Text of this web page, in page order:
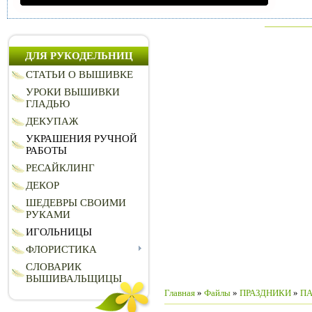
ДЛЯ РУКОДЕЛЬНИЦ
СТАТЬИ О ВЫШИВКЕ
УРОКИ ВЫШИВКИ
ГЛАДЬЮ
ДЕКУПАЖ
УКРАШЕНИЯ РУЧНОЙ
РАБОТЫ
РЕСАЙКЛИНГ
ДЕКОР
ШЕДЕВРЫ СВОИМИ
РУКАМИ
ИГОЛЬНИЦЫ
ФЛОРИСТИКА
СЛОВАРИК
ВЫШИВАЛЬЩИЦЫ
Главная » Файлы » ПРАЗДНИКИ »